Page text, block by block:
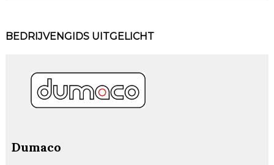
BEDRIJVENGIDS UITGELICHT
Dumaco